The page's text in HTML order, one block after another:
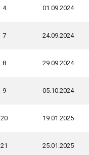
4 01.09.2024
7 24.09.2024
8 29.09.2024
9 05.10.2024
20 19.01.2025
21 25.01.2025